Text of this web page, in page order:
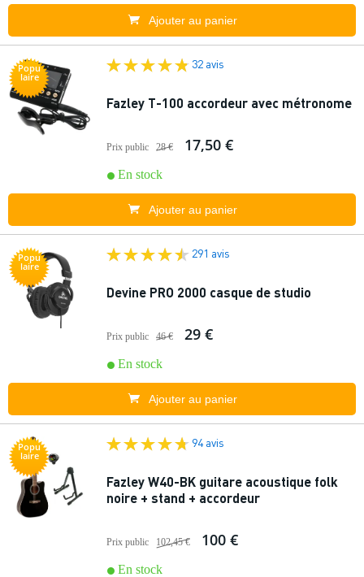
Ajouter au panier
Popu
laire
32 avis
Fazley T-100 accordeur avec métronome
Prix public 28 € 17,50 €
En stock
Ajouter au panier
Popu
laire
291 avis
Devine PRO 2000 casque de studio
Prix public 46 € 29 €
En stock
Ajouter au panier
Popu
laire
94 avis
Fazley W40-BK guitare acoustique folk
noire + stand + accordeur
Prix public 102,45 € 100 €
En stock